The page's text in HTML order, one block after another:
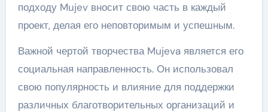
подходу Mujev вносит свою часть в каждый
проект, делая его неповторимым и успешным.
Важной чертой творчества Mujeva является его
социальная направленность. Он использовал
свою популярность и влияние для поддержки
различных благотворительных организаций и